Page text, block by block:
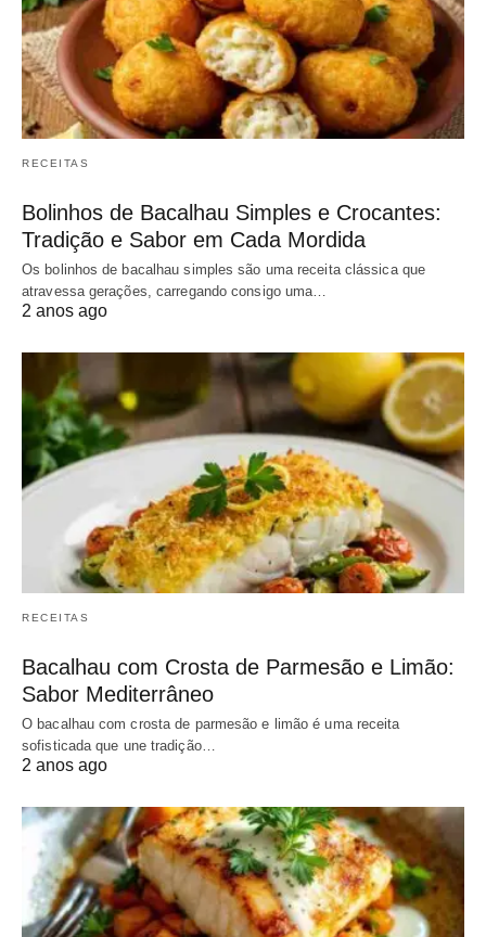
RECEITAS
Bolinhos de Bacalhau Simples e Crocantes:
Tradição e Sabor em Cada Mordida
Os bolinhos de bacalhau simples são uma receita clássica que
atravessa gerações, carregando consigo uma…
2 anos ago
RECEITAS
Bacalhau com Crosta de Parmesão e Limão:
Sabor Mediterrâneo
O bacalhau com crosta de parmesão e limão é uma receita
sofisticada que une tradição…
2 anos ago